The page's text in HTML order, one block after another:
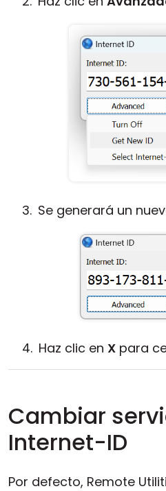
Se generará un
Haz clic en X para
Cambiar
Internet-ID
Por defecto, Remote